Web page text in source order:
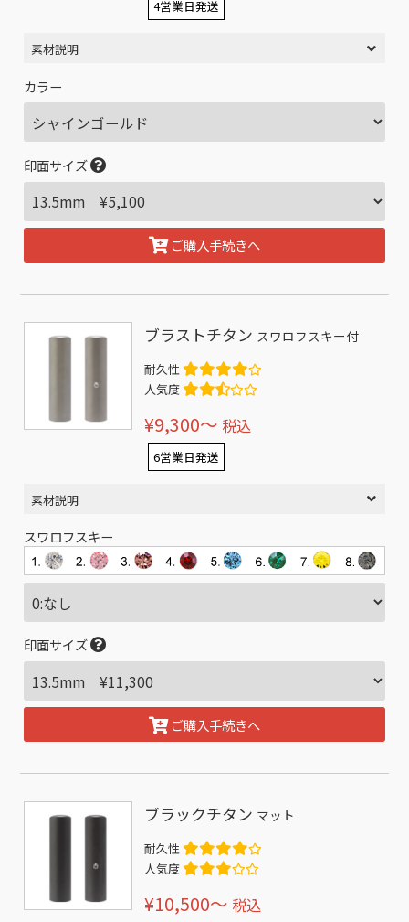
4営業日発送
素材説明
カラー
印面サイズ
ご購入手続きへ
ブラストチタン スワロフスキー付
耐久性
人気度
¥9,300〜 税込
6営業日発送
素材説明
スワロフスキー
印面サイズ
ご購入手続きへ
ブラックチタン マット
耐久性
人気度
¥10,500〜 税込